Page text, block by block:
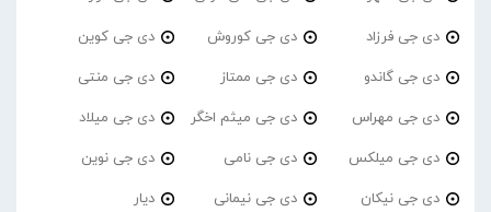
دی جی فرزاد دی جی کوروش دی جی کوین
دی جی گاندو دی جی ممتاز دی جی منتی
دی جی مهراس دی جی میثم اخگر دی جی میلاد
دی جی میلکس دی جی نامی دی جی نوین
دی جی نیکان دی جی نیمانی دیار